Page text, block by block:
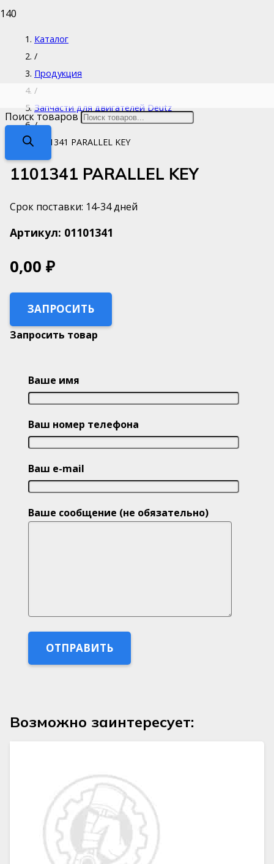
Поиск товаров
Каталог
/
Продукция
/
Запчасти для двигателей Deutz
/
1101341 PARALLEL KEY
1101341 PARALLEL KEY
Срок поставки: 14-34 дней
Артикул: 01101341
0,00 ₽
ЗАПРОСИТЬ
Запросить товар
Ваше имя
Ваш номер телефона
Ваш e-mail
Ваше сообщение (не обязательно)
Возможно заинтересует: